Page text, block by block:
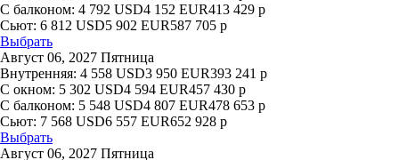
С балконом: 4 792 USD4 152 EUR413 429 р
Сьют: 6 812 USD5 902 EUR587 705 р
Выбрать
Август 06, 2027 Пятница
Внутренняя: 4 558 USD3 950 EUR393 241 р
С окном: 5 302 USD4 594 EUR457 430 р
С балконом: 5 548 USD4 807 EUR478 653 р
Сьют: 7 568 USD6 557 EUR652 928 р
Выбрать
Август 06, 2027 Пятница